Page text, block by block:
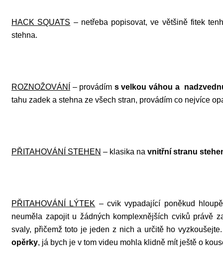
HACK SQUATS – netřeba popisovat, ve většině fitek
stehna.
ROZNOŽOVÁNÍ – provádím s velkou váhou a
tahu zadek a stehna ze všech stran, provádím co nejvíce
PŘITAHOVÁNÍ STEHEN – klasika na vnitřní stranu
PŘITAHOVÁNÍ LÝTEK – cvik vypadající poněkud
neuměla zapojit u žádných komplexnějších cviků právě
svaly, přičemž toto je jeden z nich a určitě ho
opěrky, já bych je v tom videu mohla klidně mít ještě o